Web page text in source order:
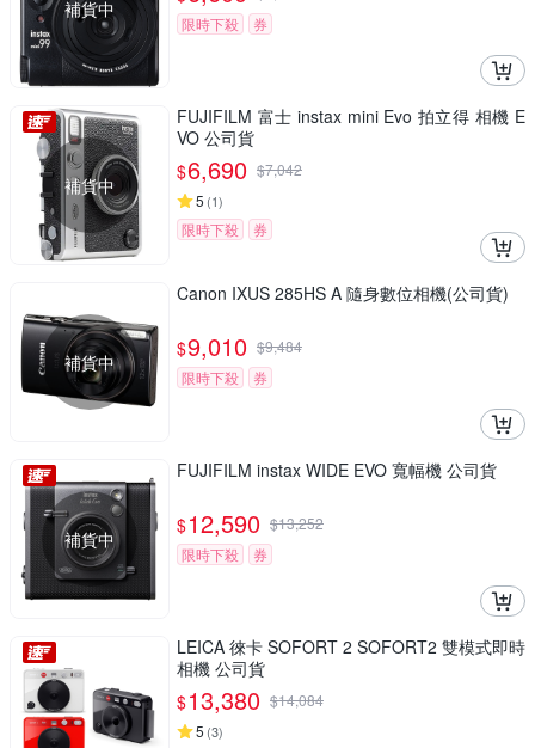
補貨中
限時下殺
券
補貨中
FUJIFILM 富士 instax mini Evo 拍立得 相機 E
VO 公司貨
$6,690 $7,042
5 (1)
限時下殺 券
補貨中
Canon IXUS 285HS A 隨身數位相機(公司貨)
$9,010 $9,484
限時下殺
券
補貨中
FUJIFILM instax WIDE EVO 寬幅機 公司貨
$12,590 $13,252
限時下殺
券
LEICA 徠卡 SOFORT 2 SOFORT2 雙模式即時
相機 公司貨
$13,380 $14,084
5 (3)